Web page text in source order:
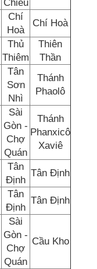
Chiếu
Chí
Hoà
Chí Hoà
Thủ
Thiêm
Thiên
Thần
Tân
Sơn
Nhì
Thánh
Phaolô
Sài
Gòn -
Chợ
Quán
Thánh
Phanxicô
Xaviê
Tân
Định
Tân Định
Tân
Định
Tân Định
Sài
Gòn -
Chợ
Quán
Cầu Kho